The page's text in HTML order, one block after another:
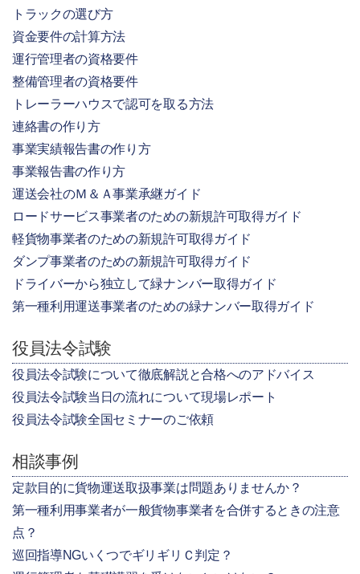
トラックの選び方
資金要件の計算方法
運行管理者の資格要件
整備管理者の資格要件
トレーラーハウスで認可を取る方法
連絡書の作り方
事業実績報告書の作り方
事業報告書の作り方
運送会社のＭ＆Ａ事業承継ガイド
ロードサービス事業者のための新規許可取得ガイド
軽貨物事業者のための新規許可取得ガイド
ダンプ事業者のための新規許可取得ガイド
ドライバーから独立して緑ナンバー取得ガイド
第一種利用運送事業者のための緑ナンバー取得ガイド
役員法令試験
役員法令試験について徹底解説と合格へのアドバイス
役員法令試験当日の流れについて現場レポート
役員法令試験全国セミナーのご依頼
相談事例
定款目的に貨物運送取扱事業は問題ありませんか？
第一種利用事業者が一般貨物事業者を合併するときの注意
点？
巡回指導NGいくつでギリギリＣ判定？